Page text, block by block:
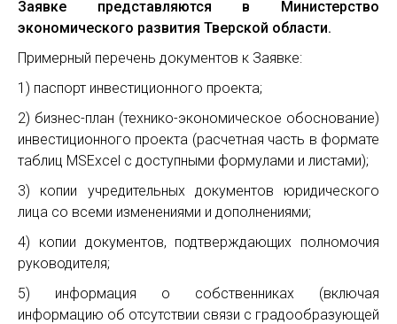
Заявке представляются в Министерство
экономического развития Тверской области.
Примерный перечень документов к Заявке:
1) паспорт инвестиционного проекта;
2) бизнес-план (технико-экономическое обоснование)
инвестиционного проекта (расчетная часть в формате
таблиц MSExcel с доступными формулами и листами);
3) копии учредительных документов юридического
лица со всеми изменениями и дополнениями;
4) копии документов, подтверждающих полномочия
руководителя;
5) информация о собственниках (включая
информацию об отсутствии связи с градообразующей